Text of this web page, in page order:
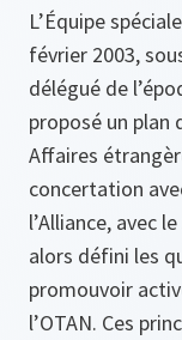
L’Équipe
février 2003,
délégué de
proposé un plan
Affaires
concertation
l’Alliance, avec
alors défini les
promouvoir
l’OTAN. Ces